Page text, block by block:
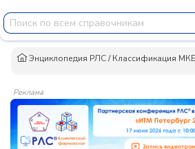
Энциклопедия РЛС/Классификация
Реклама